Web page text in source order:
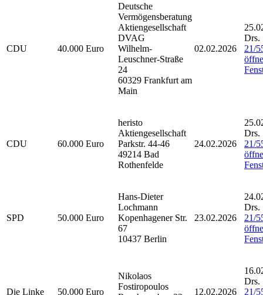
CDU 40.000 Euro
Deutsche
Vermögensberatung
Aktiengesellschaft
DVAG
Wilhelm-
Leuschner-Straße
24
60329 Frankfurt am
Main
02.02.2026
Drs.
21/
CDU 60.000 Euro
heristo
Aktiengesellschaft
Parkstr. 44-46
49214 Bad
Rothenfelde
24.02.2026
Drs.
21/
SPD 50.000 Euro
Hans-Dieter
Lochmann
Kopenhagener Str.
67
10437 Berlin
23.02.2026
Drs.
21/
Die Linke 50.000 Euro
Nikolaos
Fostiropoulos
12.02.2026
Drs.
21/